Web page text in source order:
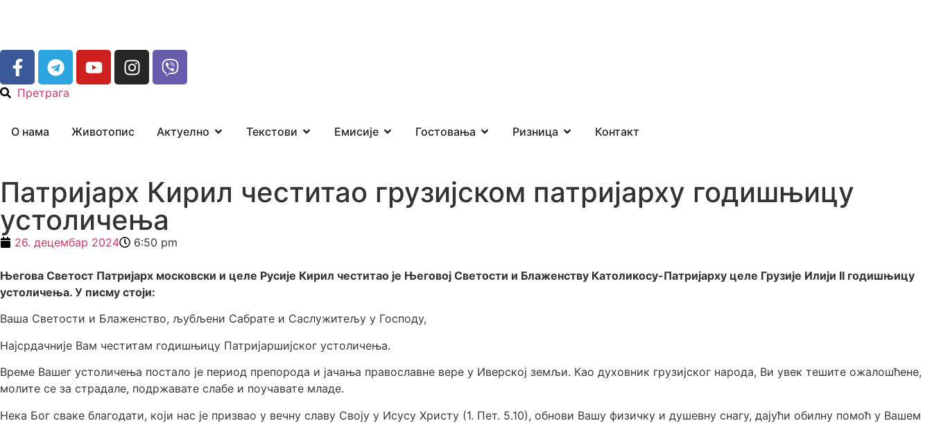
Претрага
О нама Животопис Актуелно Текстови Емисије Гостовања Ризница Контакт
Патријарх Кирил честитао грузијском патријарху годишњицу
устоличења
26. децембар 2024 6:50 pm
Његова Светост Патријарх московски и целе Русије Кирил честитао је Његовој Светости и Блаженству Католикосу-Патријарху целе Грузије Илији II годишњицу
устоличења. У писму стоји:
Ваша Светости и Блаженство, љубљени Сабрате и Саслужитељу у Господу,
Најсрдачније Вам честитам годишњицу Патријаршијског устоличења.
Време Вашег устоличења постало је период препорода и јачања православне вере у Иверској земљи. Као духовник грузијског народа, Ви увек тешите ожалошћене,
молите се за страдале, подржавате слабе и поучавате младе.
Нека Бог сваке благодати, који нас је призвао у вечну славу Своју у Исусу Христу (1. Пет. 5.10), обнови Вашу физичку и душевну снагу, дајући обилну помоћ у Вашем